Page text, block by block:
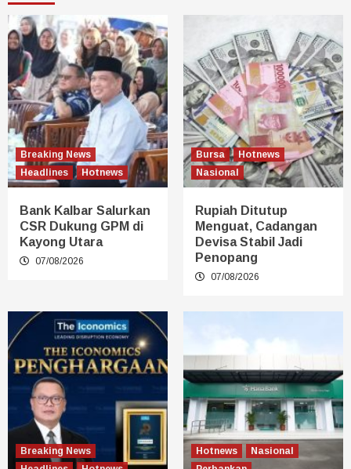
Breaking News
Headlines
Hotnews
Bank Kalbar Salurkan
CSR Dukung GPM di
Kayong Utara
07/08/2026
Bursa
Hotnews
Nasional
Rupiah Ditutup
Menguat, Cadangan
Devisa Stabil Jadi
Penopang
07/08/2026
Breaking News
Hotnews
Nasional